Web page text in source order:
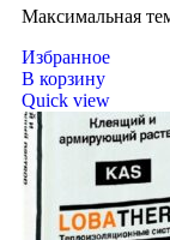
Максимальная
Избранное
В корзину
Quick view